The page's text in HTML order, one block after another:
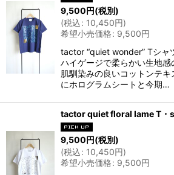
9,500円(税別)
(税込: 10,450円)
希望小売価格: 9,500円
tactor “quiet wonder” Tシャ
ハイゲージで柔らかい生地感
肌馴染みの良いコットンテキ
にホログラムシートと今期…
tactor quiet floral lame T・
9,500円(税別)
(税込: 10,450円)
希望小売価格: 9,500円